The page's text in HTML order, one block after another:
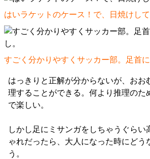
はいラケットのケース！で、日焼けし
すごく分かりやすくサッカー部。足首
はっきりと正解が分からないが、おお
理することができる。何より推理のた
で楽しい。
しかし足にミサンガをしちゃうぐらい
ゃれだったら、大人になった時にどう
う。